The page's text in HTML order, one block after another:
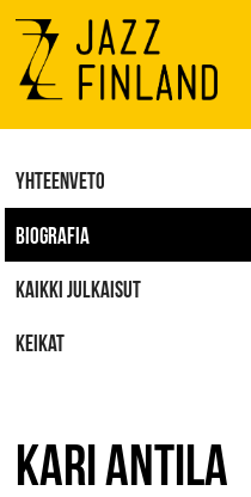
Menu
YHTEENVETO
BIOGRAFIA
KAIKKI JULKAISUT
KEIKAT
KARI ANTILA